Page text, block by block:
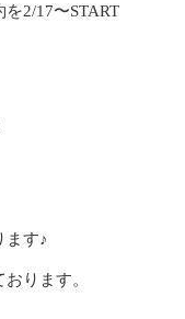
2/17〜START
ます♪
ります。